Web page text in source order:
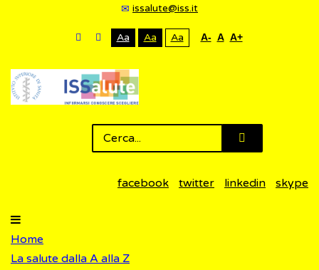
issalute@iss.it
Aa Aa Aa A- A A+
facebook twitter linkedin skype
Home
La salute dalla A alla Z